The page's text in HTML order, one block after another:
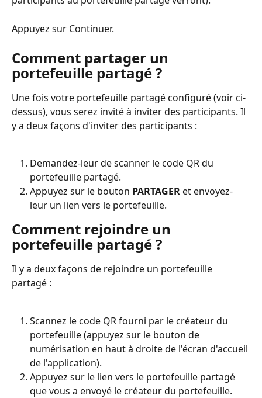
Appuyez sur Continuer.
Comment partager un
portefeuille partagé ?
Une fois votre portefeuille partagé configuré (voir ci-
dessus), vous serez invité à inviter des participants. Il
y a deux façons d'inviter des participants :
Demandez-leur de scanner le code QR du
portefeuille partagé.
Appuyez sur le bouton PARTAGER et envoyez-
leur un lien vers le portefeuille.
Comment rejoindre un
portefeuille partagé ?
Il y a deux façons de rejoindre un portefeuille
partagé :
Scannez le code QR fourni par le créateur du
portefeuille (appuyez sur le bouton de
numérisation en haut à droite de l'écran d'accueil
de l'application).
Appuyez sur le lien vers le portefeuille partagé
que vous a envoyé le créateur du portefeuille.